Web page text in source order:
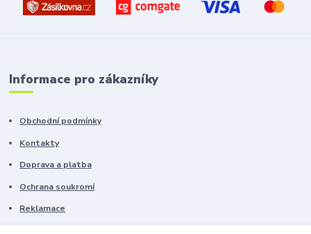
Informace pro zákazníky
Obchodní podmínky
Kontakty
Doprava a platba
Ochrana soukromí
Reklamace